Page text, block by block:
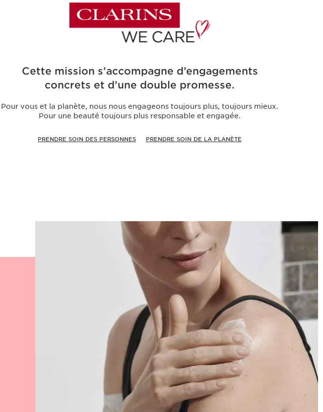
Cette mission s’accompagne d’engagements
concrets et d’une double promesse.
Pour vous et la planète, nous nous engageons toujours plus, toujours mieux.
Pour une beauté toujours plus responsable et engagée.
PRENDRE SOIN DES PERSONNES PRENDRE SOIN DE LA PLANÈTE